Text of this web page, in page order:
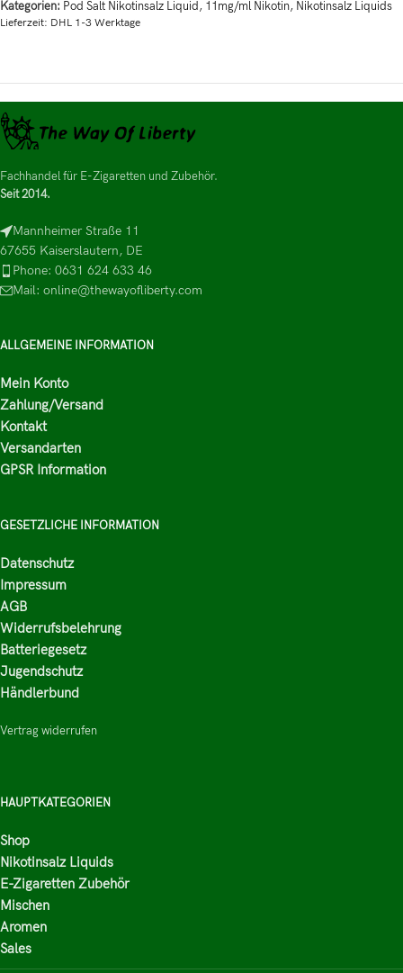
Kategorien: Pod Salt Nikotinsalz Liquid, 11mg/ml Nikotin, Nikotinsalz Liquids
Lieferzeit: DHL 1-3 Werktage
Fachhandel für E-Zigaretten und Zubehör.
Seit 2014.
Mannheimer Straße 11
67655 Kaiserslautern, DE
Phone: 0631 624 633 46
Mail: online@thewayofliberty.com
ALLGEMEINE INFORMATION
Mein Konto
Zahlung/Versand
Kontakt
Versandarten
GPSR Information
GESETZLICHE INFORMATION
Datenschutz
Impressum
AGB
Widerrufsbelehrung
Batteriegesetz
Jugendschutz
Händlerbund
Vertrag widerrufen
HAUPTKATEGORIEN
Shop
Nikotinsalz Liquids
E-Zigaretten Zubehör
Mischen
Aromen
Sales